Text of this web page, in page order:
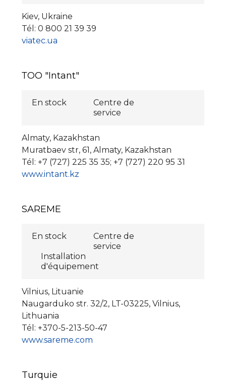
Kiev, Ukraine
Tél: 0 800 21 39 39
viatec.ua
ТОО "Intant"
En stock
Centre de
service
Almaty, Kazakhstan
Muratbaev str, 61, Almaty, Kazakhstan
Tél: +7 (727) 225 35 35; +7 (727) 220 95 31
www.intant.kz
SAREME
En stock
Centre de
service
Installation
d'équipement
Vilnius, Lituanie
Naugarduko str. 32/2, LT-03225, Vilnius,
Lithuania
Tél: +370-5-213-50-47
www.sareme.com
Turquie